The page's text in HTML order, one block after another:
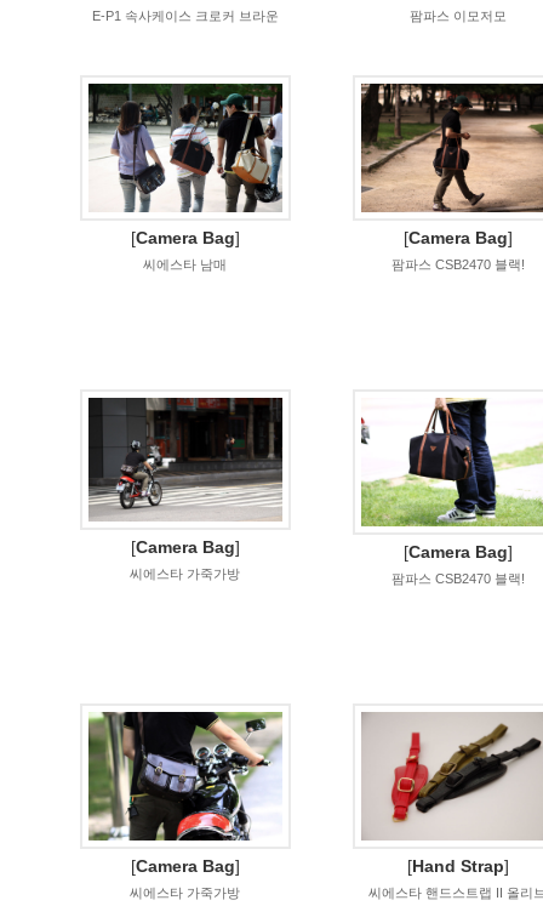
E-P1 속사케이스 크로커 브라운 팜파스 이모저모
[Camera Bag]
씨에스타 남매
[Camera Bag]
팜파스 CSB2470 블랙!
[Camera Bag]
씨에스타 가죽가방
[Camera Bag]
팜파스 CSB2470 블랙!
[Camera Bag]
씨에스타 가죽가방
[Hand Strap]
씨에스타 핸드스트랩 II 올리